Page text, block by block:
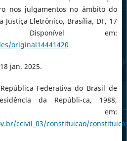
nos julgamentos no âmbito do
Justiça Eletrônico, Brasília, DF, 17
em:
original14441420
jan. 2025.
Federativa do Brasil de
da Repúbli-ca, 1988,
em:
ccivil_03/constituicao/